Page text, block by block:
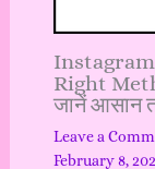
Right
जानें आसान
Leave a
February 8,